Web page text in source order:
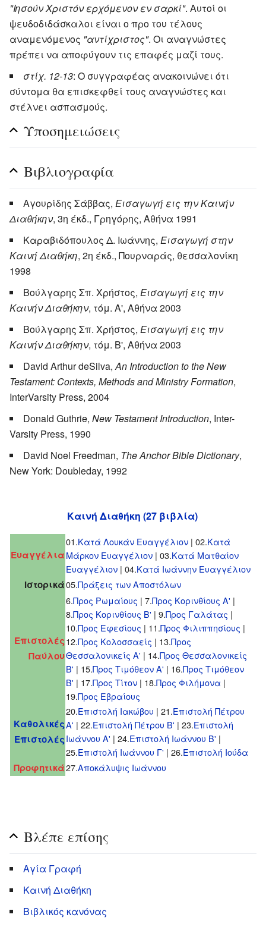
"Ιησούν Χριστόν ερχόμενον εν σαρκί". Αυτοί οι
ψευδοδιδάσκαλοι είναι ο προ του τέλους
αναμενόμενος "αντίχριστος". Οι αναγνώστες
πρέπει να αποφύγουν τις επαφές μαζί τους.
στίχ. 12-13: Ο συγγραφέας ανακοινώνει ότι
σύντομα θα επισκεφθεί τους αναγνώστες και
στέλνει ασπασμούς.
Υποσημειώσεις
Βιβλιογραφία
Αγουρίδης Σάββας, Εισαγωγή εις την Καινήν
Διαθήκην, 3η έκδ., Γρηγόρης, Αθήνα 1991
Καραβιδόπουλος Δ. Ιωάννης, Εισαγωγή στην
Καινή Διαθήκη, 2η έκδ., Πουρναράς, θεσσαλονίκη
1998
Βούλγαρης Σπ. Χρήστος, Εισαγωγή εις την
Καινήν Διαθήκην, τόμ. Α', Αθήνα 2003
Βούλγαρης Σπ. Χρήστος, Εισαγωγή εις την
Καινήν Διαθήκην, τόμ. Β', Αθήνα 2003
David Arthur deSilva, An Introduction to the New
Testament: Contexts, Methods and Ministry Formation,
InterVarsity Press, 2004
Donald Guthrie, New Testament Introduction, Inter-
Varsity Press, 1990
David Noel Freedman, The Anchor Bible Dictionary,
New York: Doubleday, 1992
Καινή Διαθήκη (27 βιβλία)
Ευαγγέλια
01.Κατά Λουκάν Ευαγγέλιον | 02.Κατά
Μάρκον Ευαγγέλιον | 03.Κατά Ματθαίον
Ευαγγέλιον | 04.Κατά Ιωάννην Ευαγγέλιον
Ιστορικά05.Πράξεις των Αποστόλων
Επιστολές
Παύλου
6.Προς Ρωμαίους | 7.Προς Κορινθίους Α' |
8.Προς Κορινθίους Β' | 9.Προς Γαλάτας |
10.Προς Εφεσίους | 11.Προς Φιλιππησίους |
12.Προς Κολοσσαείς | 13.Προς
Θεσσαλονικείς Α' | 14.Προς Θεσσαλονικείς
Β' | 15.Προς Τιμόθεον Α' | 16.Προς Τιμόθεον
Β' | 17.Προς Τίτον | 18.Προς Φιλήμονα |
19.Προς Εβραίους
Καθολικές
Επιστολές
20.Επιστολή Ιακώβου | 21.Επιστολή Πέτρου
Α' | 22.Επιστολή Πέτρου Β' | 23.Eπιστολή
Ιωάννου Α' | 24.Eπιστολή Ιωάννου Β' |
25.Eπιστολή Ιωάννου Γ' | 26.Επιστολή Ιούδα
Προφητικά27.Αποκάλυψις Ιωάννου
Βλέπε επίσης
Αγία Γραφή
Καινή Διαθήκη
Βιβλικός κανόνας